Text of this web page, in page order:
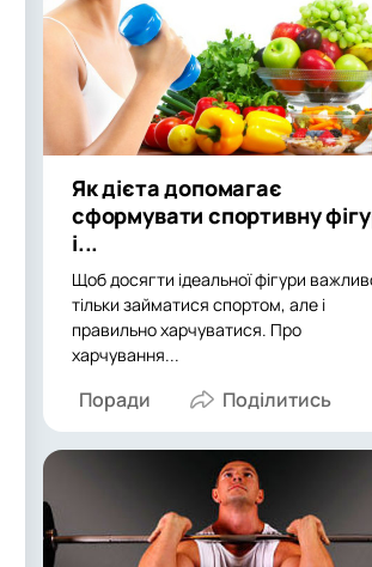
Як дієта допомагає
сформувати спортивну
і...
Щоб досягти ідеальної фігури
тільки займатися спортом, але і
правильно харчуватися. Про
харчування...
Поради